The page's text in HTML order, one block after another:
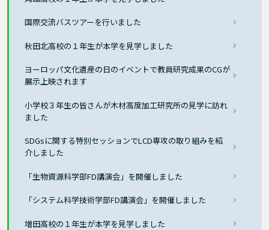
国際交流バスツアーを行いました
秋田北高校の１年生が本学を見学しました
ヨーロッパ文化遺産の日のイベントで教員研究成果のCGが
展示上映されます
小学校３年生の皆さんが木材高度加工研究所の見学に訪れ
ました
SDGsに関する特別セッションでLCD専攻の取り組みを紹
介しました
「生物資源科学部FD講演会」を開催しました
「システム科学技術学部FD講演会」を開催しました
増田高校の１年生が本学を見学しました